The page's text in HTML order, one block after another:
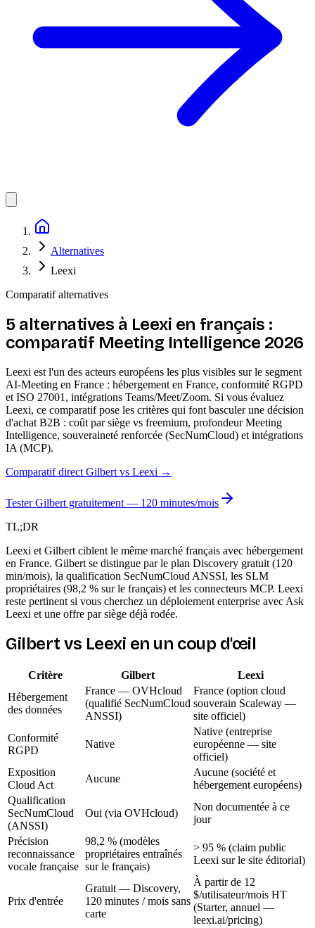
Alternatives
Leexi
Comparatif alternatives
5 alternatives à Leexi en français :
comparatif Meeting Intelligence 2026
Leexi est l'un des acteurs européens les plus visibles sur le segment
AI-Meeting en France : hébergement en France, conformité RGPD
et ISO 27001, intégrations Teams/Meet/Zoom. Si vous évaluez
Leexi, ce comparatif pose les critères qui font basculer une décision
d'achat B2B : coût par siège vs freemium, profondeur Meeting
Intelligence, souveraineté renforcée (SecNumCloud) et intégrations
IA (MCP).
Comparatif direct Gilbert vs Leexi →
Tester Gilbert gratuitement — 120 minutes/mois
TL;DR
Leexi et Gilbert ciblent le même marché français avec hébergement
en France. Gilbert se distingue par le plan Discovery gratuit (120
min/mois), la qualification SecNumCloud ANSSI, les SLM
propriétaires (98,2 % sur le français) et les connecteurs MCP. Leexi
reste pertinent si vous cherchez un déploiement enterprise avec Ask
Leexi et une offre par siège déjà rodée.
Gilbert vs Leexi en un coup d'œil
Critère Gilbert
Leexi
Hébergement
des données
France — OVHcloud
(qualifié SecNumCloud
ANSSI)
France (option cloud
souverain Scaleway —
site officiel)
Conformité
RGPD
Native
Native (entreprise
européenne — site
officiel)
Exposition
Cloud Act
Aucune
Aucune (société et
hébergement européens)
Qualification
SecNumCloud
(ANSSI)
Oui (via OVHcloud)
Non documentée à ce
jour
Précision
reconnaissance
vocale française
98,2 % (modèles
propriétaires entraînés
sur le français)
> 95 % (claim public
Leexi sur le site éditorial)
Prix d'entrée
Gratuit — Discovery,
120 minutes / mois sans
carte
À partir de 12
$/utilisateur/mois HT
(Starter, annuel —
leexi.ai/pricing)